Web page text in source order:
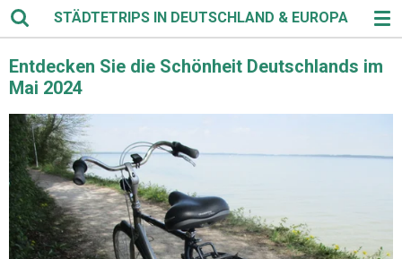
Zum
Hauptinhalt
springen
STÄDTETRIPS IN DEUTSCHLAND & EUROPA
Entdecken Sie die Schönheit Deutschlands im
Mai 2024